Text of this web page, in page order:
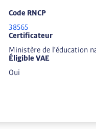
Code RNCP
38565
Certificateur
Ministère de l'éducation
Éligible VAE
Oui